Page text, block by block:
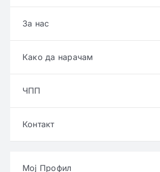
За нас
Како да нарачам
ЧПП
Контакт
Мој Профил